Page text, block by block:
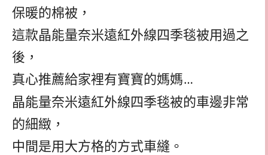
保暖的棉被，
這款晶能量奈米遠紅外線四季毯被用過之
後，
真心推薦給家裡有寶寶的媽媽…
晶能量奈米遠紅外線四季毯被的車邊非常
的細緻，
中間是用大方格的方式車縫。